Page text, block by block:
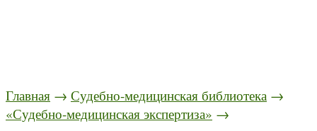
Главная → Судебно-медицинская библиотека →
«Судебно-медицинская экспертиза» →